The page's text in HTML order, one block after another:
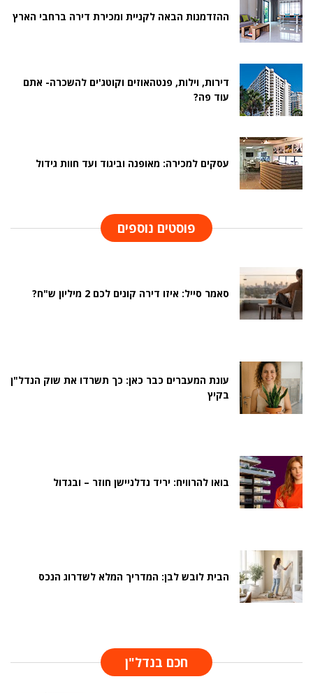
ההזדמנות הבאה לקניית ומכירת דירה ברחבי הארץ
דירות, וילות, פנטהאוזים וקוטג'ים להשכרה- אתם
עוד פה?
עסקים למכירה: מאופנה וביגוד ועד חוות גידול
פוסטים נוספים
סאמר סייל: איזו דירה קונים לכם 2 מיליון ש"ח?
עונת המעברים כבר כאן: כך תשרדו את שוק הנדל"ן
בקיץ
בואו להרוויח: יריד נדלניישן חוזר – ובגדול
הבית לובש לבן: המדריך המלא לשדרוג הנכס
חכם בנדל"ן